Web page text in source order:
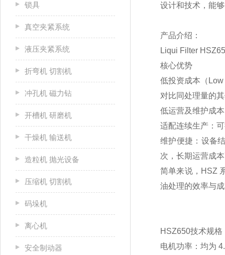
锁具
真空夹紧系统
液压夹紧系统
折弯机 切割机
冲孔机 磁力钻
开槽机 研磨机
干燥机 输送机
造粒机 抛光设备
压缩机 切割机
码垛机
离心机
安全制动器
设计和技术，能
产品介绍：
Liqui Filter
核心优势
低投资成本（
对比同处理量的
低运营及维护成
适配连续生产：
维护便捷：设备
次，长期运营成
简单来说，HSZ
油处理的效率与
HSZ650技术规格
电机功率：均为